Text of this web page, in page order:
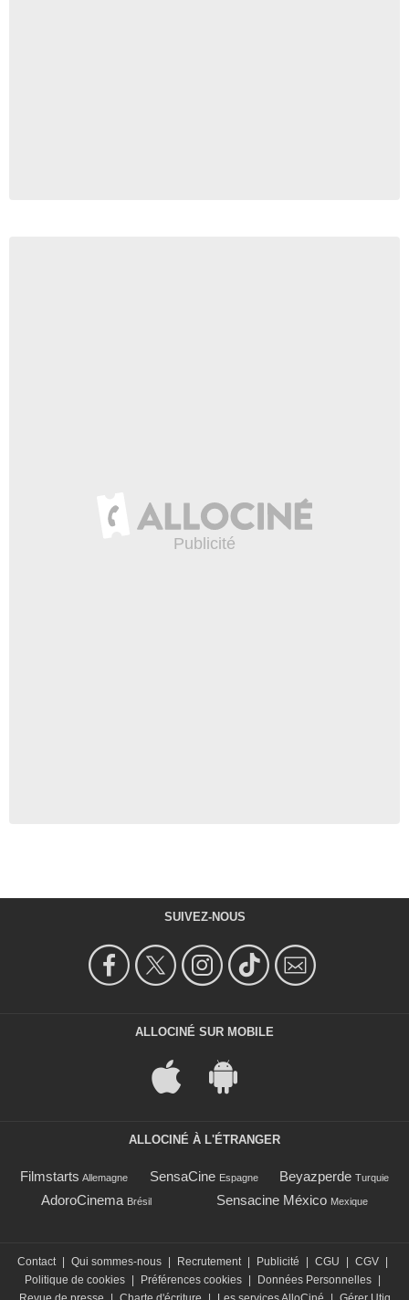
SUIVEZ-NOUS
ALLOCINÉ SUR MOBILE
ALLOCINÉ À L'ÉTRANGER
Filmstarts Allemagne SensaCine Espagne Beyazperde Turquie
AdoroCinema Brésil Sensacine México Mexique
Contact Qui sommes-nous Recrutement Publicité CGU CGV
Politique de cookies
Préférences cookies Données Personnelles